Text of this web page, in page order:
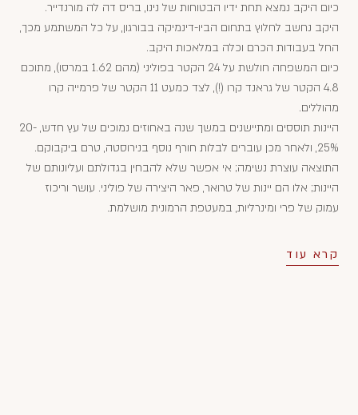
כיום היקב נמצא תחת ידיו הבטוחות של נינו, בריס דה לה מורנדייר.
היקב נחשב לחלוץ בתחום הביו-דינמיקה בבורגון, על כל המשתמע מכך,
החל בעבודות הכרם וכלה במלאכות היקב.
כיום המשפחה חולשת על 24 הקטר בפוליני (מהם 1.62 במרסו), מתוכם
4.8 הקטר של גראנד קרו (!), לצד כמעט 11 הקטר של פרמייה קרו
מהוללים.
היינות תוססים ומתיישנים במשך שנה באחוזים נמוכים של עץ חדש, 20-
25%, ולאחר מכן עוברים לבלות חורף נוסף בנירוסטה, טרם ביקבוקם.
התוצאה עוצרת נשימה; אי אפשר שלא להבחין בגדולתם ועליונותם של
היינות; אלו הם יינות של טרואר, פאר היצירה של פוליני. עושר וריכוז
עמוק של פרי ומינרליות, במעטפת הרמונית מושלמת.
קרא עוד